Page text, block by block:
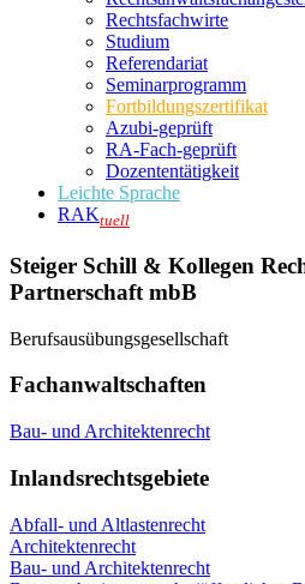
Rechtsfachwirte
Studium
Referendariat
Seminarprogramm
Fortbildungszertifikat
Azubi-geprüft
RA-Fach-geprüft
Dozententätigkeit
Leichte Sprache
RAKtuell
Steiger Schill & Kollegen
Partnerschaft mbB
Berufsausübungsgesellschaft
Fachanwaltschaften
Bau- und Architektenrecht
Inlandsrechtsgebiete
Abfall- und Altlastenrecht
Architektenrecht
Bau- und Architektenrecht